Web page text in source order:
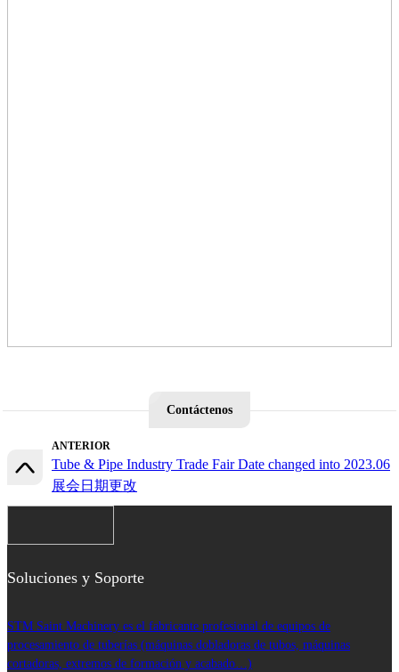
Contáctenos
ANTERIOR
Tube & Pipe Industry Trade Fair Date changed into 2023.06
展会日期更改
Soluciones y Soporte
STM Saint Machinery es el fabricante profesional de equipos de
procesamiento de tuberías (máquinas dobladoras de tubos, máquinas
cortadoras, extremos de formación y acabado…)